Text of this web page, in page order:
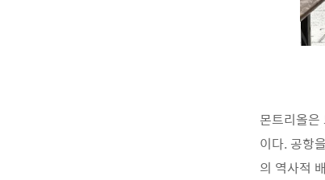
몬트리올은
이다. 공항
의 역사적